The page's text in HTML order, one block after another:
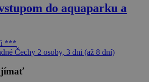
do aquaparku a
***
Čechy 2 osoby, 3 dni (až 8 dní)